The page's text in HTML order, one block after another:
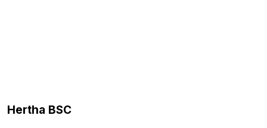
Hertha BSC